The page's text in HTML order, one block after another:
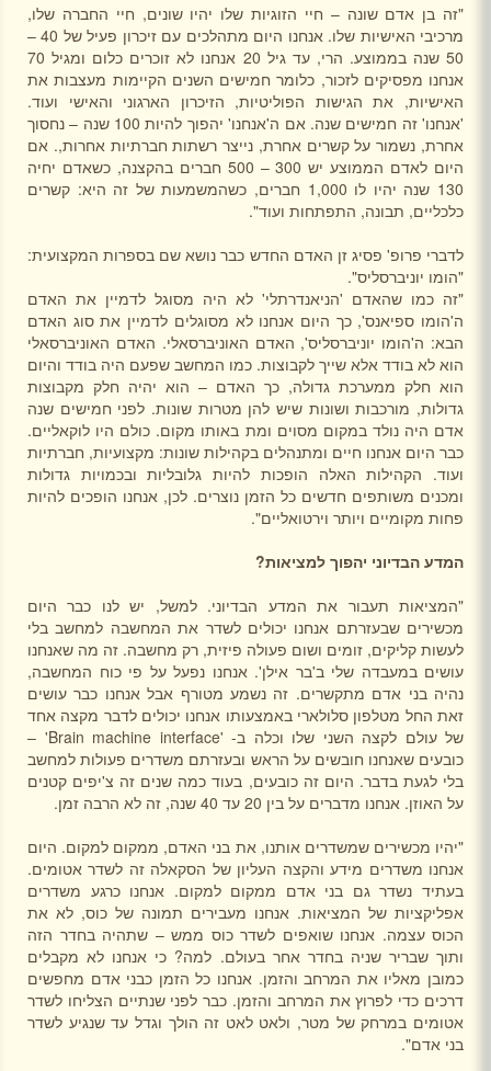
"זה בן אדם שונה – חיי הזוגיות שלו יהיו שונים, חיי החברה שלו,
מרכיבי האישיות שלו. אנחנו היום מתהלכים עם זיכרון פעיל של 40 –
50 שנה בממוצע. הרי, עד גיל 20 אנחנו לא זוכרים כלום ומגיל 70
אנחנו מפסיקים לזכור, כלומר חמישים השנים הקיימות מעצבות את
האישיות, את הגישות הפוליטיות, הזיכרון הארגוני והאישי ועוד.
'אנחנו' זה חמישים שנה. אם ה'אנחנו' יהפוך להיות 100 שנה – נחסוך
אחרת, נשמור על קשרים אחרת, נייצר רשתות חברתיות אחרות,. אם
היום לאדם הממוצע יש 300 – 500 חברים בהקצנה, כשאדם יחיה
130 שנה יהיו לו 1,000 חברים, כשהמשמעות של זה היא: קשרים
כלכליים, תבונה, התפתחות ועוד".
לדברי פרופ' פסיג זן האדם החדש כבר נושא שם בספרות המקצועית:
"הומו יוניברסליס".
"זה כמו שהאדם 'הניאנדרתלי' לא היה מסוגל לדמיין את האדם
ה'הומו ספיאנס', כך היום אנחנו לא מסוגלים לדמיין את סוג האדם
הבא: ה'הומו יוניברסליס', האדם האוניברסאלי. האדם האוניברסאלי
הוא לא בודד אלא שייך לקבוצות. כמו המחשב שפעם היה בודד והיום
הוא חלק ממערכת גדולה, כך האדם – הוא יהיה חלק מקבוצות
גדולות, מורכבות ושונות שיש להן מטרות שונות. לפני חמישים שנה
אדם היה נולד במקום מסוים ומת באותו מקום. כולם היו לוקאליים.
כבר היום אנחנו חיים ומתנהלים בקהילות שונות: מקצועיות, חברתיות
ועוד. הקהילות האלה הופכות להיות גלובליות ובכמויות גדולות
ומכנים משותפים חדשים כל הזמן נוצרים. לכן, אנחנו הופכים להיות
פחות מקומיים ויותר וירטואליים".
המדע הבדיוני יהפוך למציאות?
"המציאות תעבור את המדע הבדיוני. למשל, יש לנו כבר היום
מכשירים שבעזרתם אנחנו יכולים לשדר את המחשבה למחשב בלי
לעשות קליקים, זומים ושום פעולה פיזית, רק מחשבה. זה מה שאנחנו
עושים במעבדה שלי ב'בר אילן'. אנחנו נפעל על פי כוח המחשבה,
נהיה בני אדם מתקשרים. זה נשמע מטורף אבל אנחנו כבר עושים
זאת החל מטלפון סלולארי באמצעותו אנחנו יכולים לדבר מקצה אחד
של עולם לקצה השני שלו וכלה ב- 'Brain machine interface
' –
כובעים שאנחנו חובשים על הראש ובעזרתם משדרים פעולות למחשב
בלי לגעת בדבר. היום זה כובעים, בעוד כמה שנים זה צ'יפים קטנים
על האוזן. אנחנו מדברים על בין 20 עד 40 שנה, זה לא הרבה זמן.
"יהיו מכשירים שמשדרים אותנו, את בני האדם, ממקום למקום. היום
אנחנו משדרים מידע והקצה העליון של הסקאלה זה לשדר אטומים.
בעתיד נשדר גם בני אדם ממקום למקום. אנחנו כרגע משדרים
אפליקציות של המציאות. אנחנו מעבירים תמונה של כוס, לא את
הכוס עצמה. אנחנו שואפים לשדר כוס ממש – שתהיה בחדר הזה
ותוך שבריר שניה בחדר אחר בעולם. למה? כי אנחנו לא מקבלים
כמובן מאליו את המרחב והזמן. אנחנו כל הזמן כבני אדם מחפשים
דרכים כדי לפרוץ את המרחב והזמן. כבר לפני שנתיים הצליחו לשדר
אטומים במרחק של מטר, ולאט לאט זה הולך וגדל עד שנגיע לשדר
בני אדם".